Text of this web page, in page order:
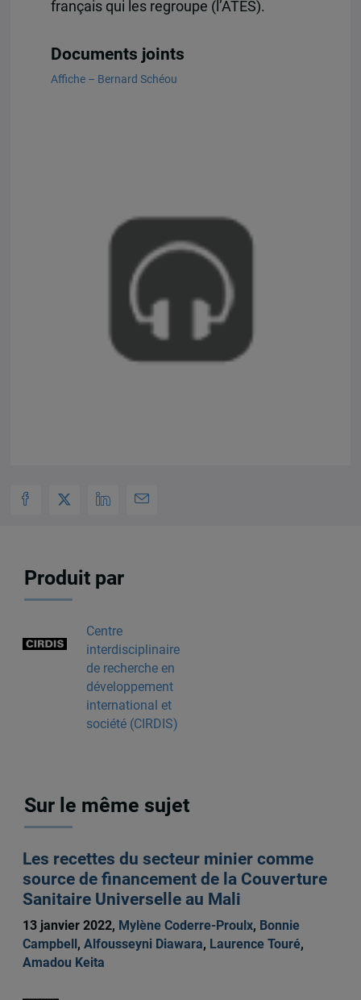
français qui les regroupe (l’ATES).
Documents joints
Affiche – Bernard Schéou
Produit par
Centre
interdisciplinaire
de recherche en
développement
international et
société (CIRDIS)
Sur le même sujet
Les recettes du secteur minier comme
source de financement de la Couverture
Sanitaire Universelle au Mali
13 janvier 2022, Mylène Coderre-Proulx, Bonnie
Campbell, Alfousseyni Diawara, Laurence Touré,
Amadou Keita